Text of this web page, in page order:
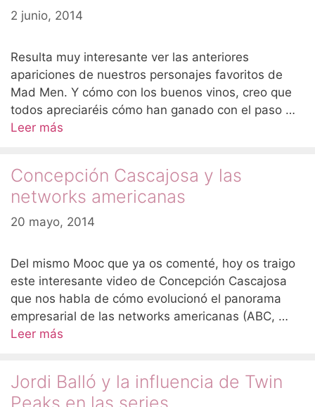
2 junio, 2014
Resulta muy interesante ver las anteriores
apariciones de nuestros personajes favoritos de
Mad Men. Y cómo con los buenos vinos, creo que
todos apreciaréis cómo han ganado con el paso …
Leer más
Concepción Cascajosa y las
networks americanas
20 mayo, 2014
Del mismo Mooc que ya os comenté, hoy os traigo
este interesante video de Concepción Cascajosa
que nos habla de cómo evolucionó el panorama
empresarial de las networks americanas (ABC, …
Leer más
Jordi Balló y la influencia de Twin
Peaks en las series